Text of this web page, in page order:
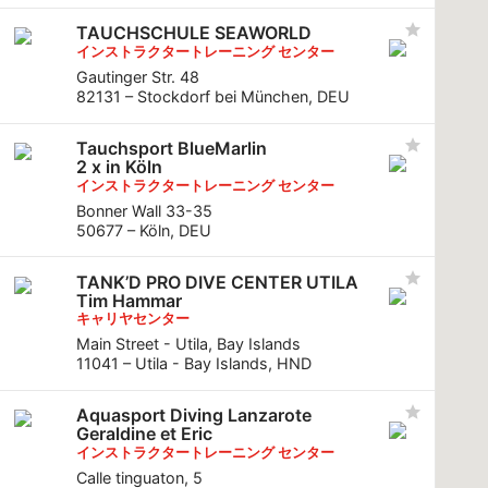
TAUCHSCHULE SEAWORLD
インストラクタートレーニング センター
Gautinger Str. 48
82131 – Stockdorf bei München, DEU
Tauchsport BlueMarlin
2 x in Köln
インストラクタートレーニング センター
Bonner Wall 33-35
50677 – Köln, DEU
TANK’D PRO DIVE CENTER UTILA
Tim Hammar
キャリヤセンター
Main Street - Utila, Bay Islands
11041 – Utila - Bay Islands, HND
Aquasport Diving Lanzarote
Geraldine et Eric
インストラクタートレーニング センター
Calle tinguaton, 5